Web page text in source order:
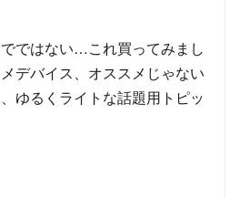
ではない…これ買ってみまし
デバイス、オススメじゃない
ゆるくライトな話題用トピッ